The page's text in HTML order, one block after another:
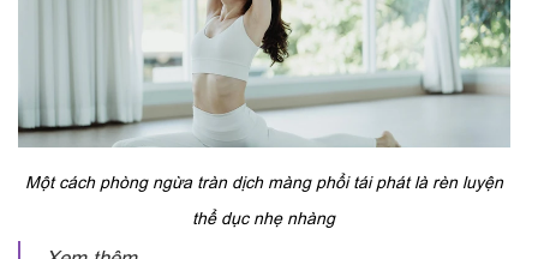
Một cách phòng ngừa tràn dịch màng phổi tái phát là rèn luyện
thể dục nhẹ nhàng